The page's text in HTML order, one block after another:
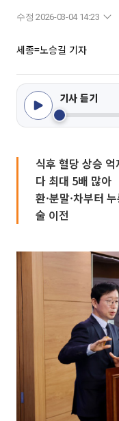
수정 2026-03-04 14:23
세종=노승길 기자
기사 듣기
식후 혈당 상승
다 최대 5배 많아
환·분말·차부터
술 이전